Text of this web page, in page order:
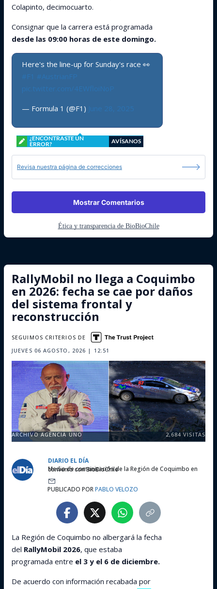
Colapinto, decimocuarto.
Consignar que la carrera está programada
desde las 09:00 horas de este domingo.
Here's the line-up for Sunday's race 👀
#F1 #AustrianFP
pic.twitter.com/4EWfloiNoP
— Formula 1 (@F1) June 28, 2025
¿ENCONTRASTE UN
ERROR?
AVÍSANOS
Revisa nuestra página de correcciones
Mostrar Comentarios
Ética y transparencia de BioBioChile
RallyMobil no llega a Coquimbo
en 2026: fecha se cae por daños
del sistema frontal y
reconstrucción
JUEVES 06 AGOSTO, 2026 | 12:51
SEGUIMOS CRITERIOS DE
ARCHIVO AGENCIA UNO 2,684 VISITAS
DIARIO EL DÍA
Medio de comunicación de la Región de Coquimbo en convenio con BioBioChile
PUBLICADO PORPABLO VELOZO
La Región de Coquimbo no albergará la fecha
del RallyMobil 2026, que estaba
programada entre el 3 y el 6 de diciembre.
De acuerdo con información recabada por